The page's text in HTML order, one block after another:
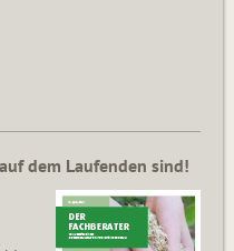
dem Laufenden sind!